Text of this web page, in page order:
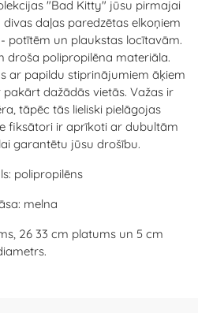
"Bad Kitty" jūsu pirmajai
daļas paredzētas elkoņiem
potītēm un plaukstas locītavām.
droša polipropilēna materiāla.
ar papildu stiprinājumiem āķiem
dažādās vietās. Važas ir
tāpēc tās lieliski pielāgojas
fiksātori ir aprīkoti ar dubultām
garantētu jūsu drošību.
polipropilēns
melna
26 33 cm platums un 5 cm